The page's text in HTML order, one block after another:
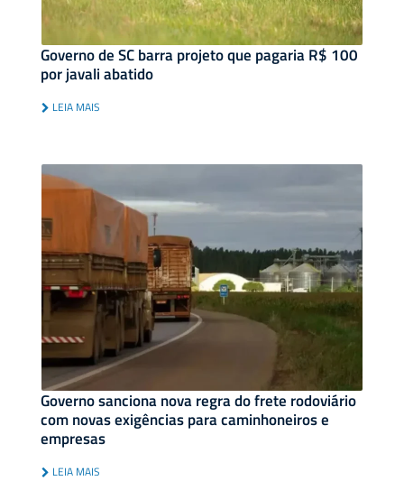
Governo de SC barra projeto que pagaria R$ 100
por javali abatido
LEIA MAIS
Governo sanciona nova regra do frete rodoviário
com novas exigências para caminhoneiros e
empresas
LEIA MAIS